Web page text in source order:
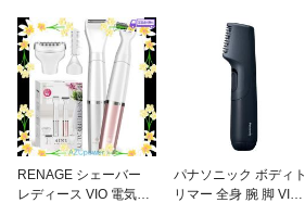
RENAGE シェーバー
レディース VIO 電気シ
パナソニック ボディト
リマー 全身 腕 脚 VIO